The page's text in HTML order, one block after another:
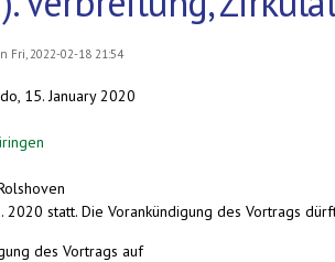
Fri, 2022-02-18 21:54
15. January 2020
2020 statt. Die Vorankündigung des Vortrags
des Vortrags auf